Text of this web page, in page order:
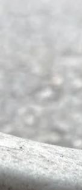
ご来店ありがとう